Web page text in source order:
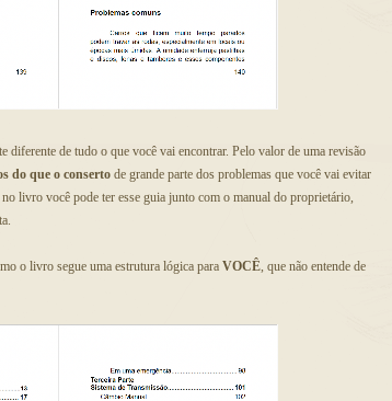
diferente de tudo o que você vai encontrar. Pelo valor de uma revisão
do que o consertode grande parte dos problemas que você vai evitar
livro você pode ter esse guia junto com o manual do proprietário,
o livro segue uma estrutura lógica para VOCÊ, que não entende de